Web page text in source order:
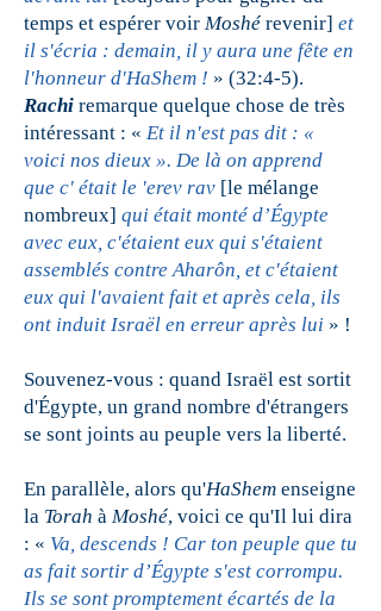
temps et espérer voir Moshé revenir] et
il s'écria : demain, il y aura une fête en
l'honneur d'HaShem ! » (32:4-5).
Rachi remarque quelque chose de très
intéressant : « Et il n'est pas dit : «
voici nos dieux ». De là on apprend
que c' était le 'erev rav [le mélange
nombreux] qui était monté d’Égypte
avec eux, c'étaient eux qui s'étaient
assemblés contre Aharôn, et c'étaient
eux qui l'avaient fait et après cela, ils
ont induit Israël en erreur après lui » !
Souvenez-vous : quand Israël est sortit
d'Égypte, un grand nombre d'étrangers
se sont joints au peuple vers la liberté.
En parallèle, alors qu'HaShem enseigne
la Torah à Moshé, voici ce qu'Il lui dira
: « Va, descends ! Car ton peuple que tu
as fait sortir d’Égypte s'est corrompu.
Ils se sont promptement écartés de la